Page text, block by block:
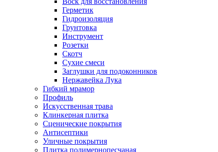
Герметик
Гидроизоляция
Грунтовка
Инструмент
Розетки
Скотч
Сухие смеси
Заглушки для подоконников
Нержавейка Лука
Гибкий мрамор
Профиль
Искусственная трава
Клинкерная плитка
Сценические покрытия
Антисептики
Уличные покрытия
Плитка полимернопесчаная